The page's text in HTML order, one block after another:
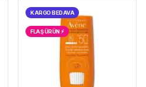
KARGO BEDAVA
FLAŞ ÜRÜN ⚡︎